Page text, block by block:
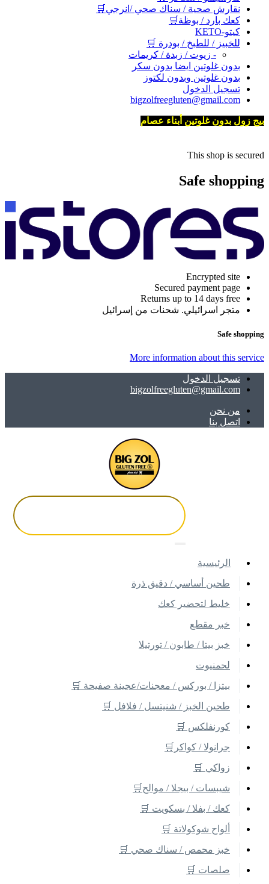
نقارش صحية / سناك صحي /انرجي🛒
كعك بارد / بوظة🛒
كيتو-KETO
للخبيز / للطبخ / بودرة 🛒
- زيوت / زبدة / كريمات
بدون غلوتين ايضا بدون سكر
بدون غلوتين وبدون لكتوز
تسجيل الدخول
bigzolfreegluten@gmail.com
بيج زول بدون غلوتين أبناء عصام
This shop is secured
Safe shopping
Encrypted site
Secured payment page
Returns up to 14 days free
متجر اسرائيلي. شحنات من إسرائيل
Safe shopping
More information about this service
تسجيل الدخول
bigzolfreegluten@gmail.com
ﻣﻦ ﻧﺤﻦ
اتصل بنا
اﻟﺮﺋﻴﺴﻴﺔ
طحين أساسي / دقيق ذرة
خليط لتحضير كعك
خبر مقطع
خبز بيتا / طابون / تورتيلا
لحمنيوت
بيتزا / بوركس / معجنات/عجينة صفيحة 🛒
طحين الخبز / شنيتسل / فلافل 🛒
كورنفلكس 🛒
جرانولا / كواكر🛒
زواكي 🛒
شيبسات / بيجلا / موالح🛒
كعك / بفلا / بسكويت 🛒
ألواح شوكولاتة 🛒
خبز محمص / سناك صحي 🛒
صلصات 🛒